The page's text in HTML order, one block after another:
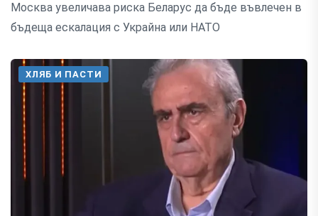
Москва увеличава риска Беларус да бъде въвлечен в
бъдеща ескалация с Украйна или НАТО
ХЛЯБ И ПАСТИ